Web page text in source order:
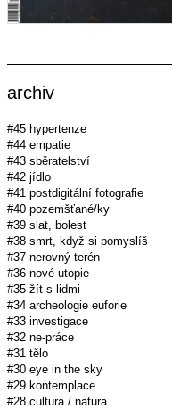
archiv
#45 hypertenze
#44 empatie
#43 sběratelství
#42 jídlo
#41 postdigitální fotografie
#40 pozemšťané/ky
#39 slat, bolest
#38 smrt, když si pomyslíš
#37 nerovný terén
#36 nové utopie
#35 žít s lidmi
#34 archeologie euforie
#33 investigace
#32 ne-práce
#31 tělo
#30 eye in the sky
#29 kontemplace
#28 cultura / natura